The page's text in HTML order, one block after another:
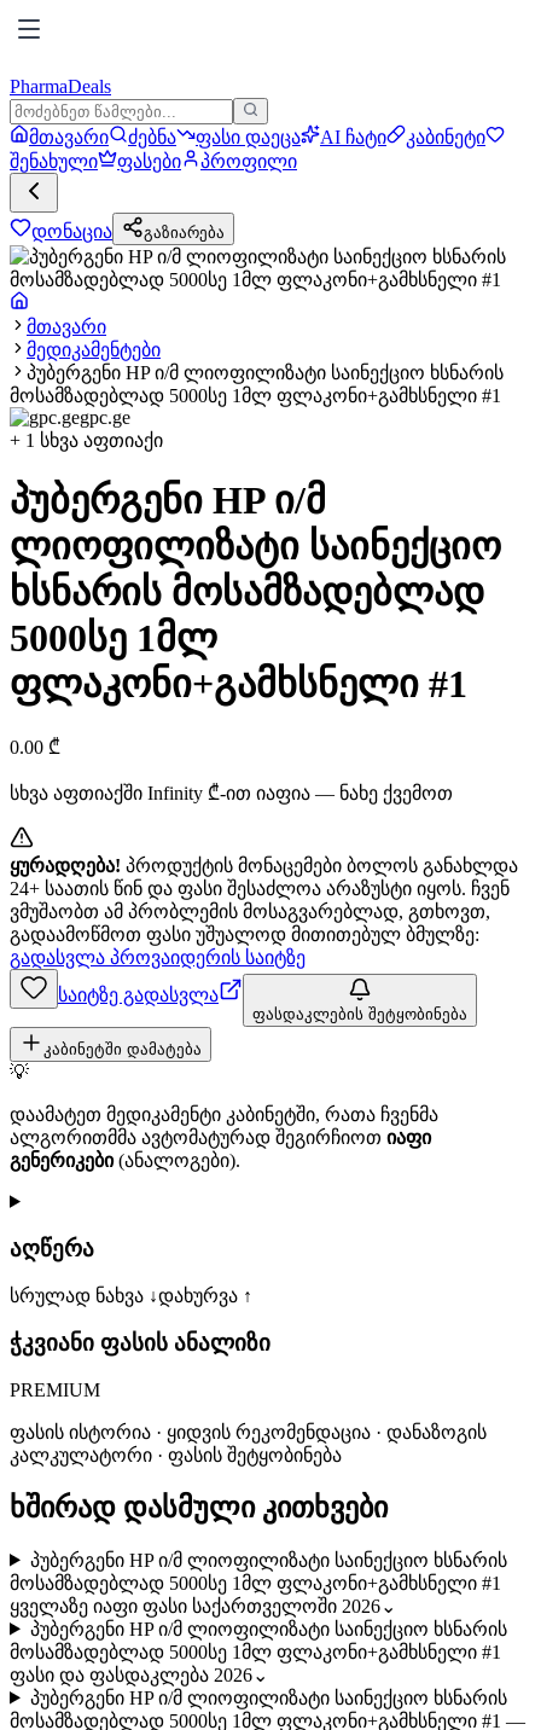
PharmaDeals
მთავარი ძებნა ფასი დაეცა AI ჩატი
კაბინეტი
შენახული
ფასები პროფილი
დონაცია გაზიარება
მთავარი
მედიკამენტები
პუბერგენი HP ი/მ ლიოფილიზატი საინექციო ხსნარის
მოსამზადებლად 5000სე 1მლ ფლაკონი+გამხსნელი #1
gpc.ge
+ 1 სხვა აფთიაქი
პუბერგენი HP ი/მ
ლიოფილიზატი საინექციო
ხსნარის მოსამზადებლად
5000სე 1მლ
ფლაკონი+გამხსნელი #1
0.00 ₾
სხვა აფთიაქში Infinity ₾-ით იაფია — ნახე ქვემოთ
ყურადღება! პროდუქტის მონაცემები ბოლოს განახლდა
24+ საათის წინ და ფასი შესაძლოა არაზუსტი იყოს. ჩვენ
ვმუშაობთ ამ პრობლემის მოსაგვარებლად, გთხოვთ,
გადაამოწმოთ ფასი უშუალოდ მითითებულ ბმულზე:
გადასვლა პროვაიდერის საიტზე
საიტზე გადასვლა
ფასდაკლების შეტყობინება
კაბინეტში დამატება
💡
დაამატეთ მედიკამენტი კაბინეტში, რათა ჩვენმა
ალგორითმმა ავტომატურად შეგირჩიოთ იაფი
გენერიკები(ანალოგები).
აღწერა
სრულად ნახვა ↓დახურვა ↑
ჭკვიანი ფასის ანალიზი
PREMIUM
ფასის ისტორია · ყიდვის რეკომენდაცია · დანაზოგის
კალკულატორი · ფასის შეტყობინება
ხშირად დასმული კითხვები
პუბერგენი HP ი/მ ლიოფილიზატი საინექციო ხსნარის
მოსამზადებლად 5000სე 1მლ ფლაკონი+გამხსნელი #1
ყველაზე იაფი ფასი საქართველოში 2026⌄
პუბერგენი HP ი/მ ლიოფილიზატი საინექციო ხსნარის
მოსამზადებლად 5000სე 1მლ ფლაკონი+გამხსნელი #1
ფასი და ფასდაკლება 2026⌄
პუბერგენი HP ი/მ ლიოფილიზატი საინექციო ხსნარის
მოსამზადებლად 5000სე 1მლ ფლაკონი+გამხსნელი #1 —